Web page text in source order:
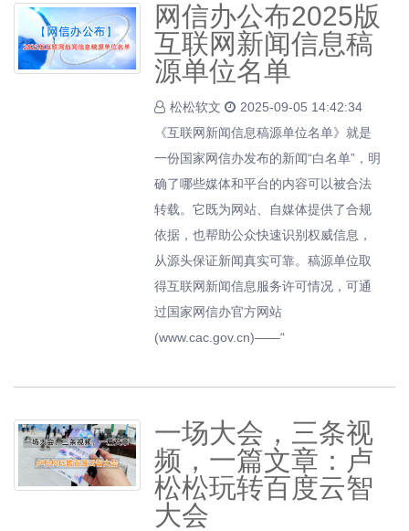
网信办公布2025版
互联网新闻信息稿
源单位名单
松松软文
2025-09-05 14:42:34
《互联网新闻信息稿源单位名单》就是
一份国家网信办发布的新闻“白名单”，明
确了哪些媒体和平台的内容可以被合法
转载。它既为网站、自媒体提供了合规
依据，也帮助公众快速识别权威信息，
从源头保证新闻真实可靠。稿源单位取
得互联网新闻信息服务许可情况，可通
过国家网信办官方网站
(www.cac.gov.cn)——“
一场大会，三条视
频，一篇文章：卢
松松玩转百度云智
大会